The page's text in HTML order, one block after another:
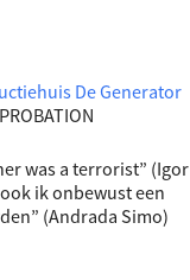
De Generator
was a terrorist” (Igor
ik onbewust een
(Andrada Simo)